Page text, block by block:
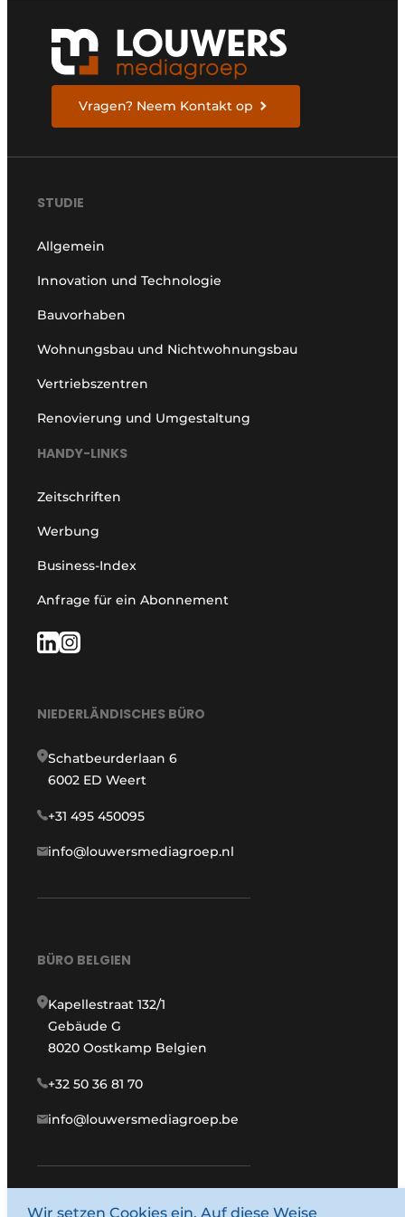
Vragen? Neem Kontakt op
STUDIE
Allgemein
Innovation und Technologie
Bauvorhaben
Wohnungsbau und Nichtwohnungsbau
Vertriebszentren
Renovierung und Umgestaltung
HANDY-LINKS
Zeitschriften
Werbung
Business-Index
Anfrage für ein Abonnement
NIEDERLÄNDISCHES BÜRO
Schatbeurderlaan 6
6002 ED Weert
+31 495 450095
info@louwersmediagroep.nl
BÜRO BELGIEN
Kapellestraat 132/1
Gebäude G
8020 Oostkamp Belgien
+32 50 36 81 70
info@louwersmediagroep.be
www.louwersmediagroep.com
Wir setzen Cookies ein. Auf diese Weise